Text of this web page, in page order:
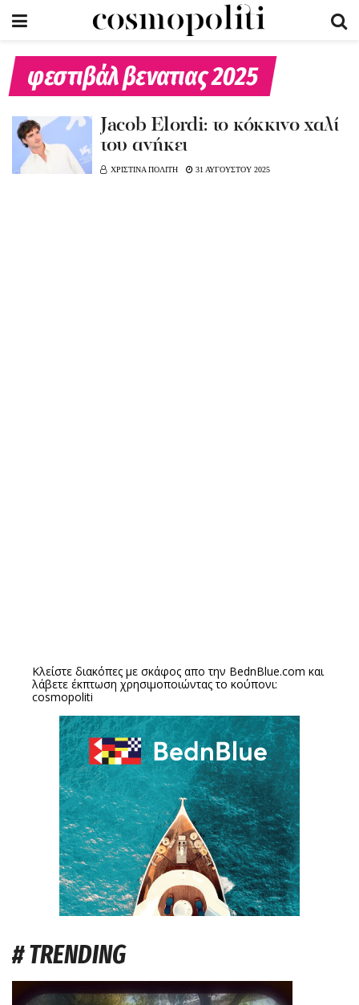
φεστιβάλ βενατιας 2025
Jacob Elordi: το κόκκινο χαλί
του ανήκει
ΧΡΙΣΤΙΝΑ ΠΟΛΙΤΗ 31 ΑΥΓΟΥΣΤΟΥ 2025
Κλείστε διακόπες με σκάφος απο την BednBlue.com και
λάβετε έκπτωση χρησιμοποιώντας το κούπονι:
cosmopoliti
# TRENDING